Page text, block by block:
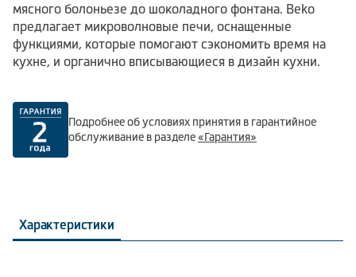
мясного болоньезе до шоколадного фонтана. Beko
предлагает микроволновые печи, оснащенные
функциями, которые помогают сэкономить время на
кухне, и органично вписывающиеся в дизайн кухни.
Подробнее об условиях принятия в гарантийное
обслуживание в разделе«Гарантия»
Характеристики